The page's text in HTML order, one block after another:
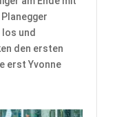
los und
den ersten
erst Yvonne